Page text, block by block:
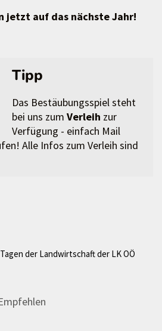
jetzt auf das nächste Jahr!
Tipp
Das Bestäubungsspiel steht
bei uns zumVerleih zur
Verfügung - einfach Mail
Alle Infos zum Verleih sind
der Landwirtschaft der LK OÖ